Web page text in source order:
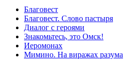
Благовест
Благовест. Слово пастыря
Диалог с героями
Знакомьтесь, это Омск!
Иеромонах
Мимино. На виражах разума